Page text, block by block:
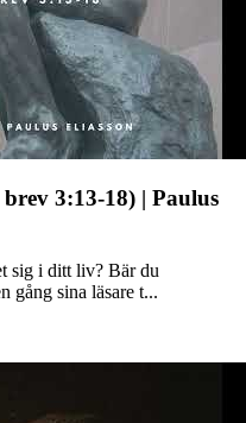
3:13-18) | Paulus
sig i ditt liv? Bär du
gång sina läsare t...